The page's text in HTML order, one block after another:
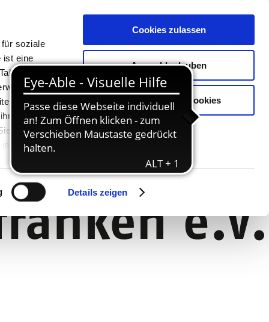
soziale
ist eine
oder
Unsere
können
jederzeit
Details zeigen
Cookies zulassen
Auswahl erlauben
Nur notwendige Cookies